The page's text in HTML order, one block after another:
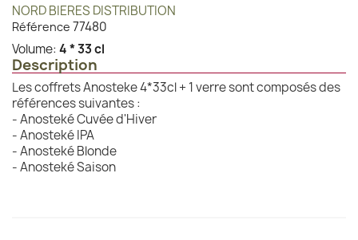
NORD BIERES DISTRIBUTION
Référence 77480
Volume: 4 * 33 cl
Description
Les coffrets Anosteke 4*33cl + 1 verre sont composés des
références suivantes :
- Anosteké Cuvée d'Hiver
- Anosteké IPA
- Anosteké Blonde
- Anosteké Saison